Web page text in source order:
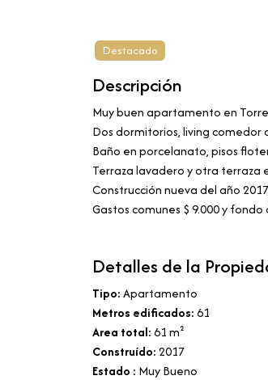
Destacado
Descripción
Muy buen apartamento en
Dos dormitorios, living comedor
Baño en porcelanato, pisos
Terraza lavadero y otra terraza
Construcción nueva del año
Gastos comunes $ 9.000 y fondo
Detalles de la
Tipo:Apartamento
Metros edificados:61
Area total:61 m²
Construído:2017
Estado : Muy Bueno